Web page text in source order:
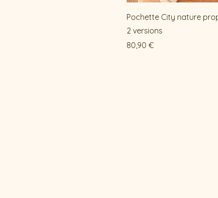
Pochette City nature
2 versions
Prix
80,90 €